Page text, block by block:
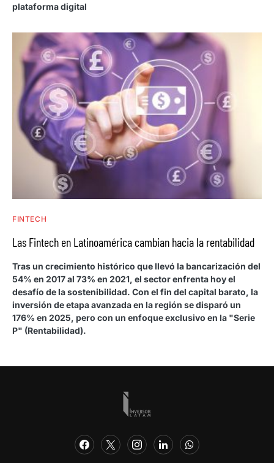
plataforma digital
FINTECH
Las Fintech en Latinoamérica cambian hacia la rentabilidad
Tras un crecimiento histórico que llevó la bancarización del
54% en 2017 al 73% en 2021, el sector enfrenta hoy el
desafío de la sostenibilidad. Con el fin del capital barato, la
inversión de etapa avanzada en la región se disparó un
176% en 2025, pero con un enfoque exclusivo en la "Serie
P" (Rentabilidad).